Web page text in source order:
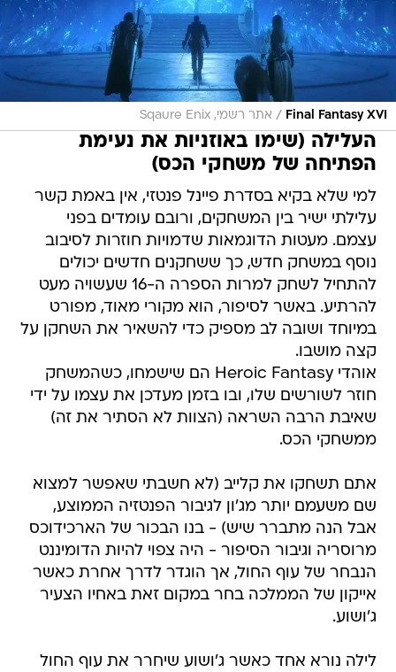
Final Fantasy XVI
/ אתר רשמי, Sqaure Enix
העלילה (שימו באוזניות את נעימת
הפתיחה של משחקי הכס)
למי שלא בקיא בסדרת פיינל פנטזי, אין באמת קשר
עלילתי ישיר בין המשחקים, ורובם עומדים בפני
עצמם. מעטות הדוגמאות שדמויות חוזרות לסיבוב
נוסף במשחק חדש, כך ששחקנים חדשים יכולים
להתחיל לשחק למרות הספרה ה-16 שעשויה מעט
להרתיע. באשר לסיפור, הוא מקורי מאוד, מפורט
במיוחד ושובה לב מספיק כדי להשאיר את השחקן על
קצה מושבו.
אוהדי Heroic Fantasy הם שישמחו, כשהמשחק
חוזר לשורשים שלו, ובו בזמן מעדכן את עצמו על ידי
שאיבת הרבה השראה (הצוות לא הסתיר את זה)
ממשחקי הכס.
אתם תשחקו את קלייב (לא חשבתי שאפשר למצוא
שם משעמם יותר מג'ון לגיבור הפנטזיה הממוצע,
אבל הנה מתברר שיש) - בנו הבכור של הארכידוכס
מרוסריה וגיבור הסיפור - היה צפוי להיות הדומיננט
הנבחר של עוף החול, אך הוגדר לדרך אחרת כאשר
אייקון של הממלכה בחר במקום זאת באחיו הצעיר
ג'ושוע.
לילה נורא אחד כאשר ג'ושוע שיחרר את עוף החול